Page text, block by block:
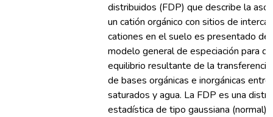
distribuidos (FDP) que describe la
un catión orgánico con sitios de
cationes en el suelo es presentado
modelo general de especiación para
equilibrio resultante de la
de bases orgánicas e inorgánicas
saturados y agua. La FDP es una
estadística de tipo gaussiana (normal)